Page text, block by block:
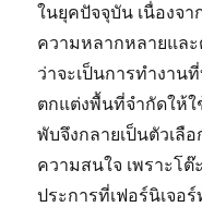
ในยุคปัจจุบัน เนื่องจ
ความหลากหลายแล
ว่าจะเป็นการทำงาน
ตกแต่งพื้นที่จำกัดให้
พับจึงกลายเป็นตัวเ
ความสนใจ เพราะโ
ประการที่เฟอร์นิเจอ